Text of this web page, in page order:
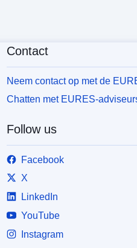
Contact
Neem contact op met de
Chatten met EURES-
Follow us
Facebook
X
LinkedIn
YouTube
Instagram